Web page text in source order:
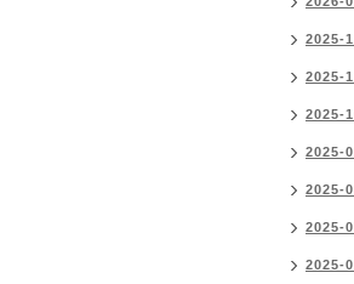
2025-
2025-
2025-
2025-
2025-
2025-
2025-